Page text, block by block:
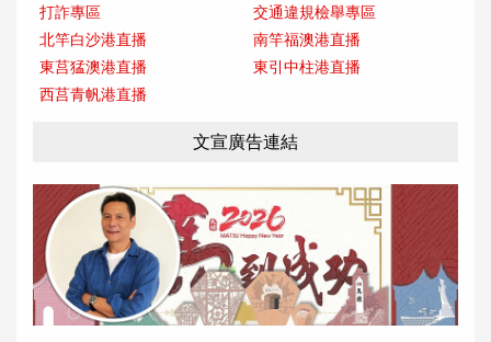
打詐專區
交通違規檢舉專區
北竿白沙港直播
南竿福澳港直播
東莒猛澳港直播
東引中柱港直播
西莒青帆港直播
文宣廣告連結